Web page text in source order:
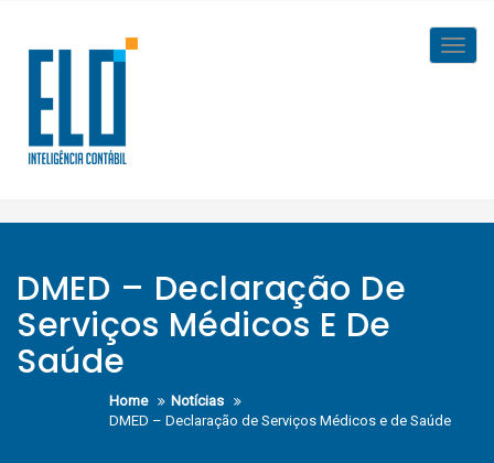
content
DMED – Declaração De
Serviços Médicos E De
Saúde
Home
Notícias
DMED – Declaração de Serviços Médicos e de Saúde